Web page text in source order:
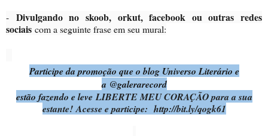
- Divulgando no skoob, orkut, facebook ou outras redes
sociais com a seguinte frase em seu mural:
Participe da promoção que o blog Universo Literário e
a @galerarecord
estão fazendo e leveLIBERTE MEU CORAÇÃO para a sua
estante! Acesse e participe: http://bit.ly/qogk61